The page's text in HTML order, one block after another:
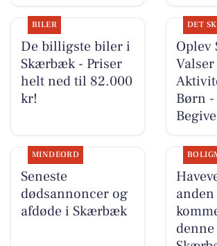
BILER
De billigste biler i
Skærbæk - Priser
helt ned til 82.000
kr!
DET
Oplev
Børn
MINDEORD
Seneste
dødsannoncer og
afdøde i Skærbæk